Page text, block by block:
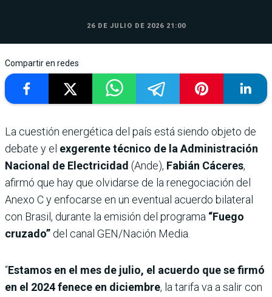
26 DE JULIO DE 2026 21:00
Compartir en redes
La cuestión energética del país está siendo objeto de
debate y el exgerente técnico de la Administración
Nacional de Electricidad (Ande), Fabián Cáceres,
afirmó que hay que olvidarse de la renegociación del
Anexo C y enfocarse en un eventual acuerdo bilateral
con Brasil, durante la emisión del programa “Fuego
cruzado” del canal GEN/Nación Media.
“Estamos en el mes de julio, el acuerdo que se firmó
en el 2024 fenece en diciembre, la tarifa va a salir con